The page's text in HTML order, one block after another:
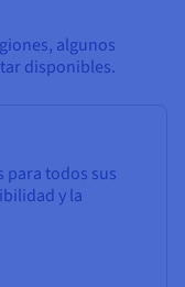
algunos
disponibles.
para todos sus
y la